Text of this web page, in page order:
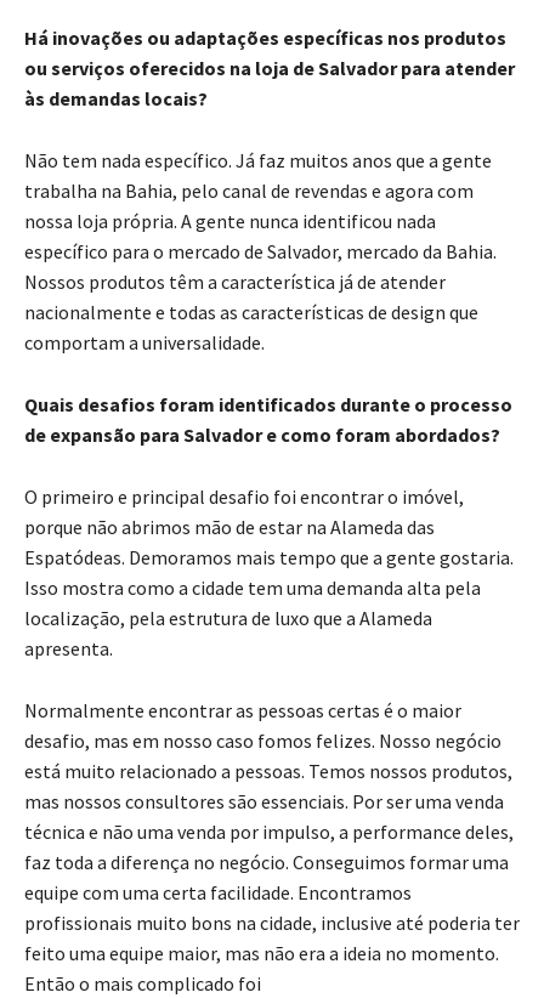
Há inovações ou adaptações específicas nos produtos
ou serviços oferecidos na loja de Salvador para atender
às demandas locais?
Não tem nada específico. Já faz muitos anos que a gente
trabalha na Bahia, pelo canal de revendas e agora com
nossa loja própria. A gente nunca identificou nada
específico para o mercado de Salvador, mercado da Bahia.
Nossos produtos têm a característica já de atender
nacionalmente e todas as características de design que
comportam a universalidade.
Quais desafios foram identificados durante o processo
de expansão para Salvador e como foram abordados?
O primeiro e principal desafio foi encontrar o imóvel,
porque não abrimos mão de estar na Alameda das
Espatódeas. Demoramos mais tempo que a gente gostaria.
Isso mostra como a cidade tem uma demanda alta pela
localização, pela estrutura de luxo que a Alameda
apresenta.
Normalmente encontrar as pessoas certas é o maior
desafio, mas em nosso caso fomos felizes. Nosso negócio
está muito relacionado a pessoas. Temos nossos produtos,
mas nossos consultores são essenciais. Por ser uma venda
técnica e não uma venda por impulso, a performance deles,
faz toda a diferença no negócio. Conseguimos formar uma
equipe com uma certa facilidade. Encontramos
profissionais muito bons na cidade, inclusive até poderia ter
feito uma equipe maior, mas não era a ideia no momento.
Então o mais complicado foi